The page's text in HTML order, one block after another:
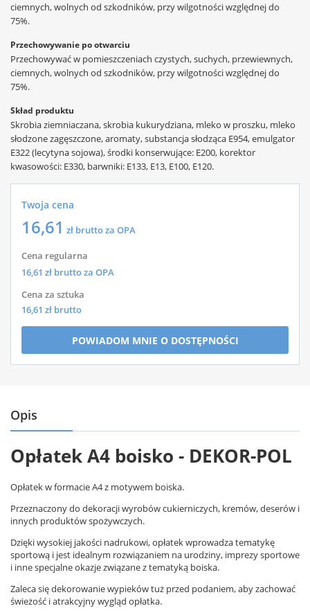
ciemnych, wolnych od szkodników, przy wilgotności względnej do
75%.
Przechowywanie po otwarciu
Przechowywać w pomieszczeniach czystych, suchych, przewiewnych,
ciemnych, wolnych od szkodników, przy wilgotności względnej do
75%.
Skład produktu
Skrobia ziemniaczana, skrobia kukurydziana, mleko w proszku, mleko
słodzone zagęszczone, aromaty, substancja słodząca E954, emulgator
E322 (lecytyna sojowa), środki konserwujące: E200, korektor
kwasowości: E330, barwniki: E133, E13, E100, E120.
Twoja cena
16,61 zł brutto za OPA
Cena regularna
16,61 zł brutto za OPA
Cena za sztuka
16,61 zł brutto
POWIADOM MNIE O DOSTĘPNOŚCI
Opis
Opłatek A4 boisko - DEKOR-POL
Opłatek w formacie A4 z motywem boiska.
Przeznaczony do dekoracji wyrobów cukierniczych, kremów, deserów i
innych produktów spożywczych.
Dzięki wysokiej jakości nadrukowi, opłatek wprowadza tematykę
sportową i jest idealnym rozwiązaniem na urodziny, imprezy sportowe
i inne specjalne okazje związane z tematyką boiska.
Zaleca się dekorowanie wypieków tuż przed podaniem, aby zachować
świeżość i atrakcyjny wygląd opłatka.